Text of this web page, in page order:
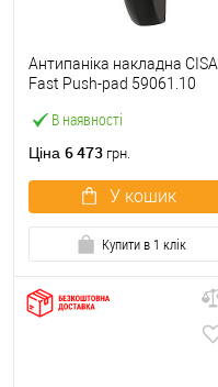
В наявності
Антипаніка накладна CISA
Fast Push-pad 59061.10
Ціна 6 473 грн.
У кошик
Купити в 1 клік